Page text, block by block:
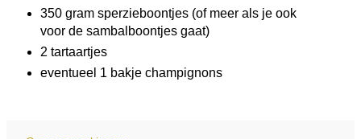
350 gram sperzieboontjes (of meer als je ook
voor de sambalboontjes gaat)
2 tartaartjes
eventueel 1 bakje champignons